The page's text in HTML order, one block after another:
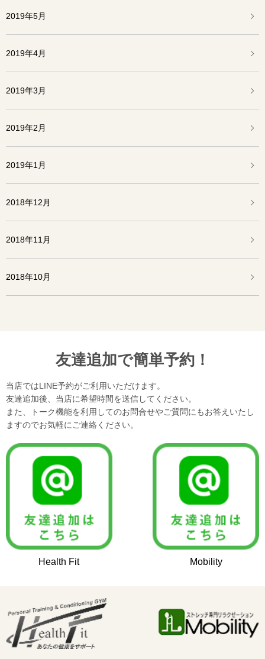
2019年5月
2019年4月
2019年3月
2019年2月
2019年1月
2018年12月
2018年11月
2018年10月
友達追加で簡単予約！
当店ではLINE予約がご利用いただけます。
友達追加後、当店に希望時間を送信してください。
また、トーク機能を利用してのお問合せやご質問にもお答えいたし
ますのでお気軽にご連絡ください。
Health Fit Mobility